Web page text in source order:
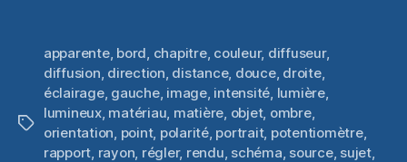
Étiquettes
apparente, bord, chapitre, couleur, diffuseur,
diffusion, direction, distance, douce, droite,
éclairage, gauche, image, intensité, lumière,
lumineux, matériau, matière, objet, ombre,
orientation, point, polarité, portrait, potentiomètre,
rapport, rayon, régler, rendu, schéma, source, sujet,